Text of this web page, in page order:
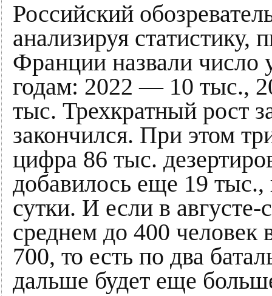
Российский
анализируя статистику,
Франции назвали число
годам: 2022 — 10 тыс.,
тыс. Трехкратный рост
закончился. При этом
цифра 86 тыс.
добавилось еще 19 тыс.,
сутки. И если в
среднем до 400 человек
700, то есть по два
дальше будет еще